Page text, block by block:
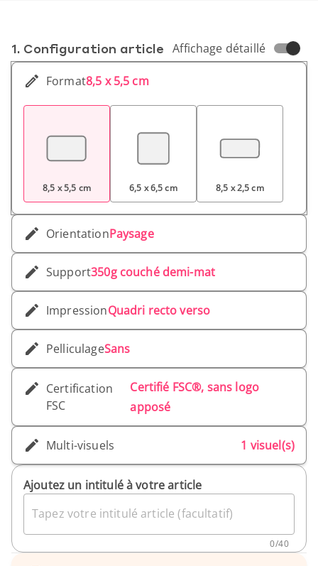
1. Conf­iguration article Affichage détaillé
Format8,5 x 5,5 cm
8,5 x 5,5 cm 6,5 x 6,5 cm 8,5 x 2,5 cm
OrientationPaysage
Support350g couché demi-mat
ImpressionQuadri recto verso
PelliculageSans
Certification
FSC
Certifié FSC®, sans logo
apposé
Multi-visuels 1 visuel(s)
Ajoutez un intitulé à votre article
Tapez votre intitulé article (facultatif)
0/40